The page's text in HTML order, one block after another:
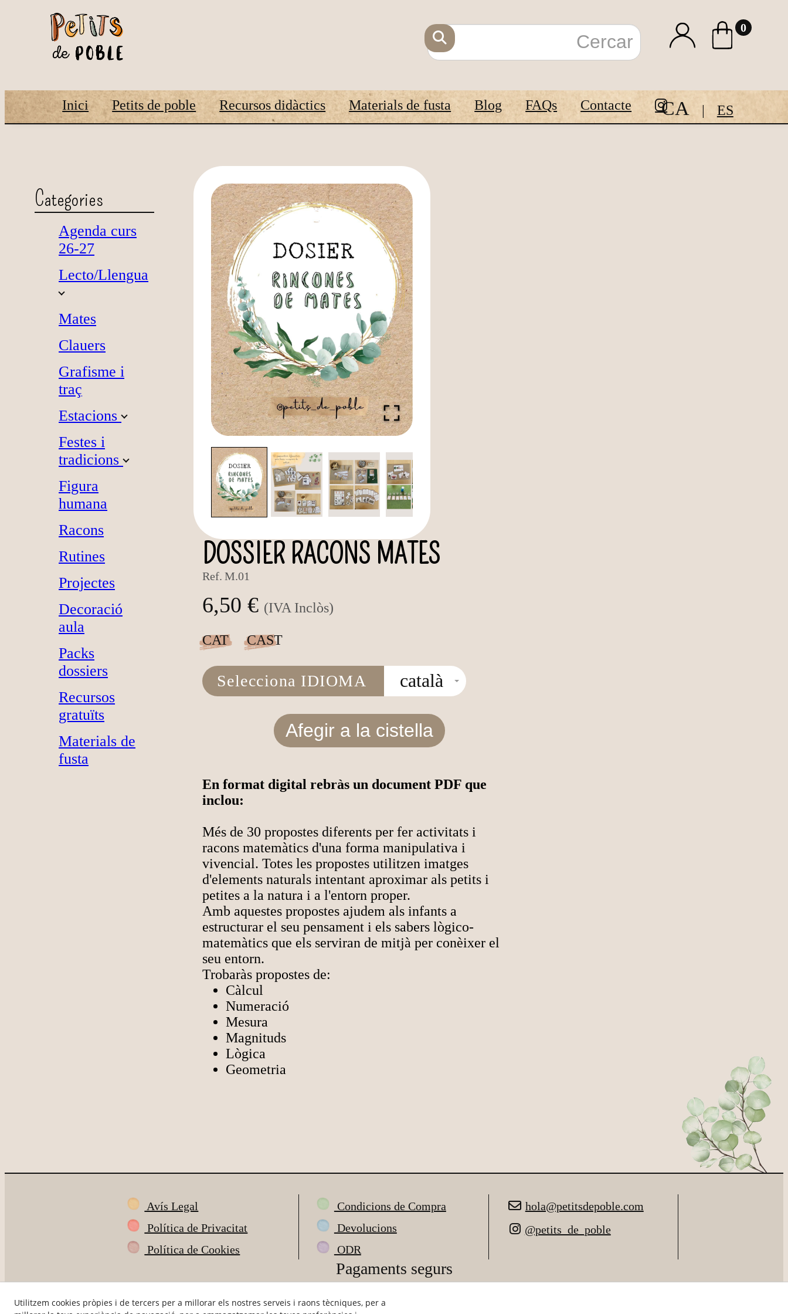
0
Inici Petits de poble Recursos didàctics Materials de fusta Blog FAQs Contacte CA ES
Categories
Agenda curs
26-27
Lecto/Llengua
Mates
Clauers
Grafisme i
traç
Estacions
Festes i
tradicions
Figura
humana
Racons
Rutines
Projectes
Decoració
aula
Packs
dossiers
Recursos
gratuïts
Materials de
fusta
DOSSIER RACONS MATES
En format digital rebràs un document PDF que
inclou:
Més de 30 propostes diferents per fer activitats i
racons matemàtics d'una forma manipulativa i
vivencial. Totes les propostes utilitzen imatges
d'elements naturals intentant aproximar als petits i
petites a la natura i a l'entorn proper.
Amb aquestes propostes ajudem als infants a
estructurar el seu pensament i els sabers lògico-
matemàtics que els serviran de mitjà per conèixer el
seu entorn.
Trobaràs propostes de:
Càlcul
Numeració
Mesura
Magnituds
Lògica
Geometria
CAT CAST
Ref. M.01
6,50 € (IVA Inclòs)
Selecciona IDIOMA català
Afegir a la cistella
Avís Legal
Política de Privacitat
Política de Cookies
Condicions de Compra
Devolucions
ODR
hola@petitsdepoble.com
@petits_de_poble
Pagaments segurs
Utilitzem cookies pròpies i de tercers per a millorar els nostres serveis i raons tècniques, per a